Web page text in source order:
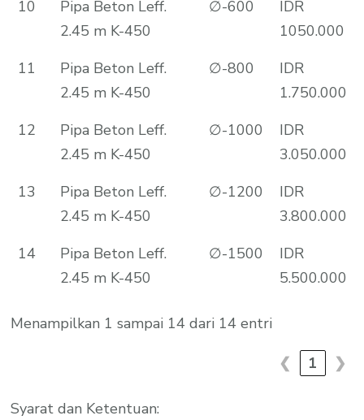
10
Pipa Beton Leff.
2.45 m K-450
∅-600
IDR
1050.000
11
Pipa Beton Leff.
2.45 m K-450
∅-800
IDR
1.750.000
12
Pipa Beton Leff.
2.45 m K-450
∅-1000
IDR
3.050.000
13
Pipa Beton Leff.
2.45 m K-450
∅-1200
IDR
3.800.000
14
Pipa Beton Leff.
2.45 m K-450
∅-1500
IDR
5.500.000
Menampilkan 1 sampai 14 dari 14 entri
❮ 1 ❯
Syarat dan Ketentuan: